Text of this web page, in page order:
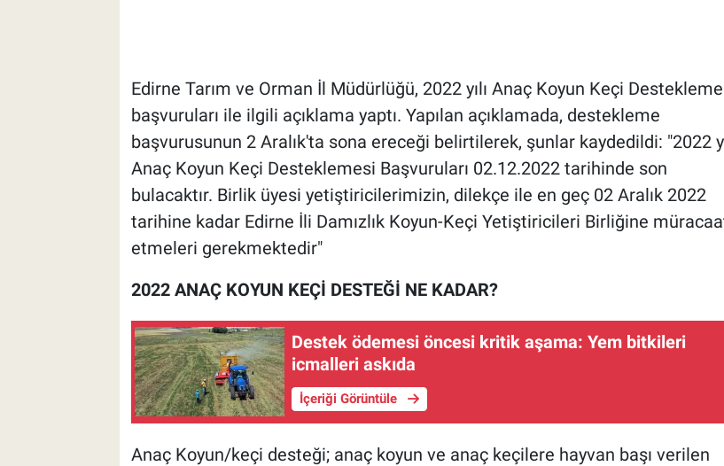
Edirne Tarım ve Orman İl Müdürlüğü, 2022 yılı Anaç Koyun Keçi Destekleme
başvuruları ile ilgili açıklama yaptı. Yapılan açıklamada, destekleme
başvurusunun 2 Aralık'ta sona ereceği belirtilerek, şunlar kaydedildi: "2022
Anaç Koyun Keçi Desteklemesi Başvuruları 02.12.2022 tarihinde son
bulacaktır. Birlik üyesi yetiştiricilerimizin, dilekçe ile en geç 02 Aralık 2022
tarihine kadar Edirne İli Damızlık Koyun-Keçi Yetiştiricileri Birliğine
etmeleri gerekmektedir"
2022 ANAÇ KOYUN KEÇİ DESTEĞİ NE KADAR?
Destek ödemesi öncesi kritik aşama: Yem bitkileri
icmalleri askıda
İçeriği Görüntüle
Anaç Koyun/keçi desteği; anaç koyun ve anaç keçilere hayvan başı verilen